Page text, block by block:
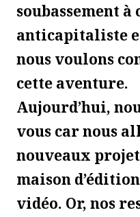
soubassement
anticapitaliste
nous voulons
cette aventure.
Aujourd’hui,
vous car nous
nouveaux
maison
vidéo. Or, nos